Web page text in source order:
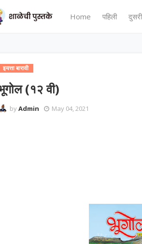
Home पहिली दुसरी
इयत्ता बारावी
(१२ वी)
byAdmin May 04, 2021